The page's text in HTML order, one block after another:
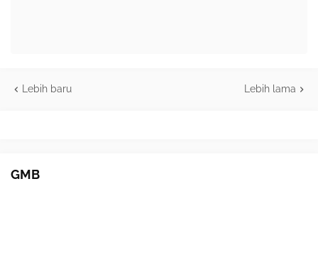
Lebih baru Lebih lama
GMB